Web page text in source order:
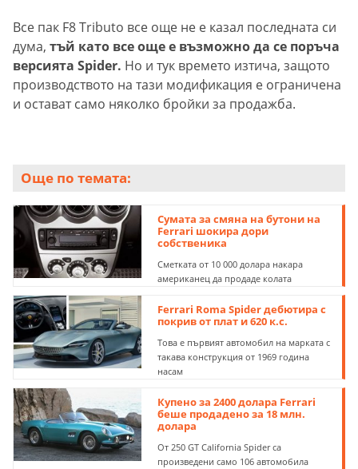
Все пак F8 Tributo все още не е казал последната си
дума, тъй като все още е възможно да се поръча
версията Spider. Но и тук времето изтича, защото
производството на тази модификация е ограничена
и остават само няколко бройки за продажба.
Още по темата:
Сумата за смяна на бутони на
Ferrari шокира дори
собственика
Сметката от 10 000 долара накара
американец да продаде колата
Ferrari Roma Spider дебютира с
покрив от плат и 620 к.с.
Това е първият автомобил на марката с
такава конструкция от 1969 година
насам
Купено за 2400 долара Ferrari
беше продадено за 18 млн.
долара
От 250 GT California Spider са
произведени само 106 автомобила